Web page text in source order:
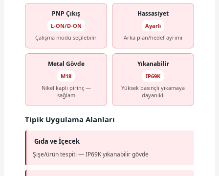
PNP Çıkış
L-ON/D-ON
Çalışma modu seçilebilir
Hassasiyet
Ayarlı
Arka plan/hedef ayrımı
Metal Gövde
M18
Nikel kaplı pirinç —
sağlam
Yıkanabilir
IP69K
Yüksek basınçlı yıkamaya
dayanıklı
Tipik Uygulama Alanları
Gıda ve İçecek
Şişe/ürün tespiti — IP69K yıkanabilir gövde